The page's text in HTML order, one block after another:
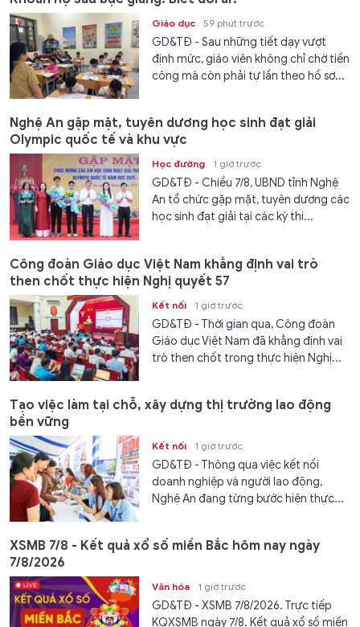
Giáo dục 59 phút trước
GD&TĐ - Sau những tiết dạy vượt
định mức, giáo viên không chỉ chờ tiền
công mà còn phải tự lần theo hồ sơ...
Nghệ An gặp mặt, tuyên dương học sinh đạt giải
Olympic quốc tế và khu vực
Học đường 1 giờ trước
GD&TĐ - Chiều 7/8, UBND tỉnh Nghệ
An tổ chức gặp mặt, tuyên dương các
học sinh đạt giải tại các kỳ thi...
Công đoàn Giáo dục Việt Nam khẳng định vai trò
then chốt thực hiện Nghị quyết 57
Kết nối 1 giờ trước
GD&TĐ - Thời gian qua, Công đoàn
Giáo dục Việt Nam đã khẳng định vai
trò then chốt trong thực hiện Nghị...
Tạo việc làm tại chỗ, xây dựng thị trường lao động
bền vững
Kết nối 1 giờ trước
GD&TĐ - Thông qua việc kết nối
doanh nghiệp và người lao động,
Nghệ An đang từng bước hiện thực...
XSMB 7/8 - Kết quả xổ số miền Bắc hôm nay ngày
7/8/2026
Văn hóa 1 giờ trước
GD&TĐ - XSMB 7/8/2026. Trực tiếp
KQXSMB ngày 7/8. Kết quả xổ số miền